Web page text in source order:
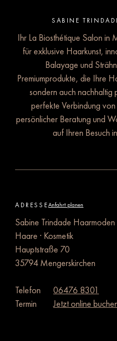
SABINE
Ihr La Biosthétique Salon in
für exklusive Haarkunst,
Balayage und
Premiumprodukte, die Ihre
sondern auch nachhaltig
perfekte Verbindung von
persönlicher Beratung und
auf Ihren Besuch
ADRESSEAnfahrt planen
Sabine Trindade Haarmoden
Haare · Kosmetik
Hauptstraße 70
35794 Mengerskirchen
Telefon
06476 8301
Termin
Jetzt online